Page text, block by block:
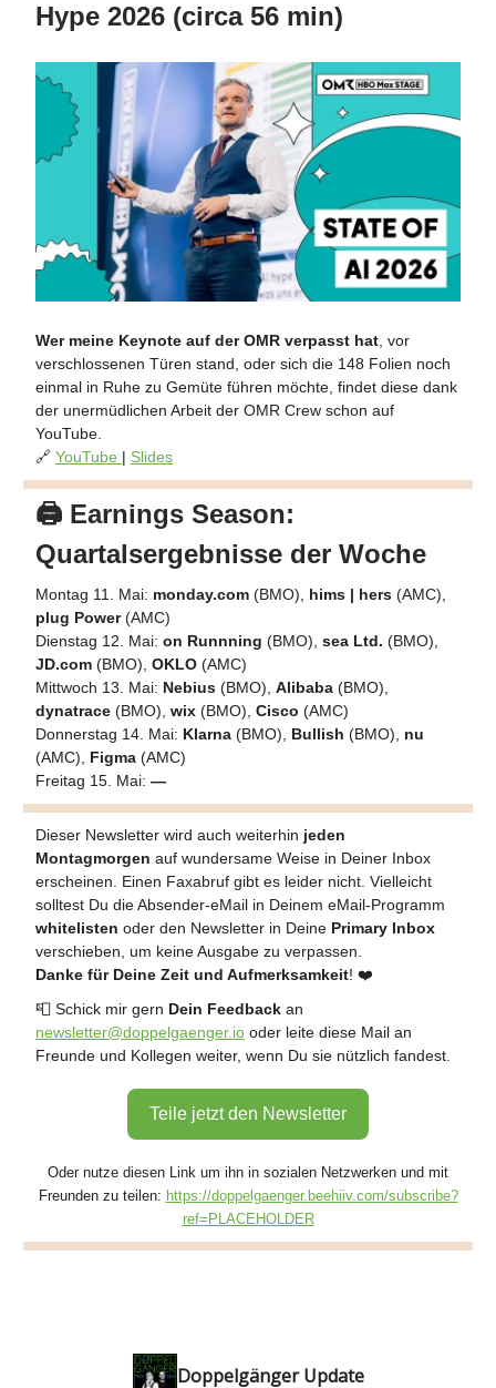
Hype 2026 (circa 56 min)
Wer meine Keynote auf der OMR verpasst hat, vor
verschlossenen Türen stand, oder sich die 148 Folien noch
einmal in Ruhe zu Gemüte führen möchte, findet diese dank
der unermüdlichen Arbeit der OMR Crew schon auf
YouTube.
🔗 YouTube | Slides
🖨️ Earnings Season:
Quartalsergebnisse der Woche
Montag 11. Mai: monday.com (BMO), hims | hers (AMC),
plug Power(AMC)
Dienstag 12. Mai: on Runnning (BMO), sea Ltd. (BMO),
JD.com (BMO), OKLO (AMC)
Mittwoch 13. Mai: Nebius (BMO), Alibaba (BMO),
dynatrace (BMO), wix (BMO), Cisco (AMC)
Donnerstag 14. Mai: Klarna (BMO), Bullish (BMO), nu
(AMC), Figma (AMC)
Freitag 15. Mai: —
Dieser Newsletter wird auch weiterhin jeden
Montagmorgen auf wundersame Weise in Deiner Inbox
erscheinen. Einen Faxabruf gibt es leider nicht. Vielleicht
solltest Du die Absender-eMail in Deinem eMail-Programm
whitelisten oder den Newsletter in Deine Primary Inbox
verschieben, um keine Ausgabe zu verpassen.
Danke für Deine Zeit und Aufmerksamkeit! ❤️
📮 Schick mir gern Dein Feedback an
newsletter@doppelgaenger.io oder leite diese Mail an
Freunde und Kollegen weiter, wenn Du sie nützlich fandest.
Teile jetzt den Newsletter
Oder nutze diesen Link um ihn in sozialen Netzwerken und mit
Freunden zu teilen: https://doppelgaenger.beehiiv.com/subscribe?
ref=PLACEHOLDER
Doppelgänger Update